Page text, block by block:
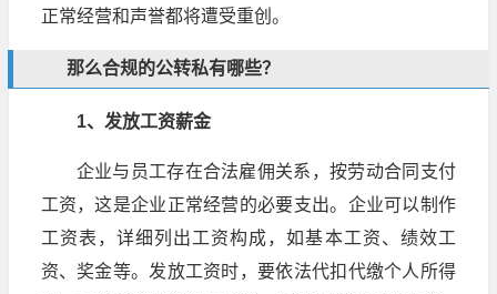
正常经营和声誉都将遭受重创。
那么合规的公转私有哪些？
1、发放工资薪金
企业与员工存在合法雇佣关系，按劳动合同支付
工资，这是企业正常经营的必要支出。企业可以制作
工资表，详细列出工资构成，如基本工资、绩效工
资、奖金等。发放工资时，要依法代扣代缴个人所得